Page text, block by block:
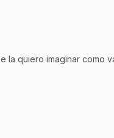
la quiero imaginar como